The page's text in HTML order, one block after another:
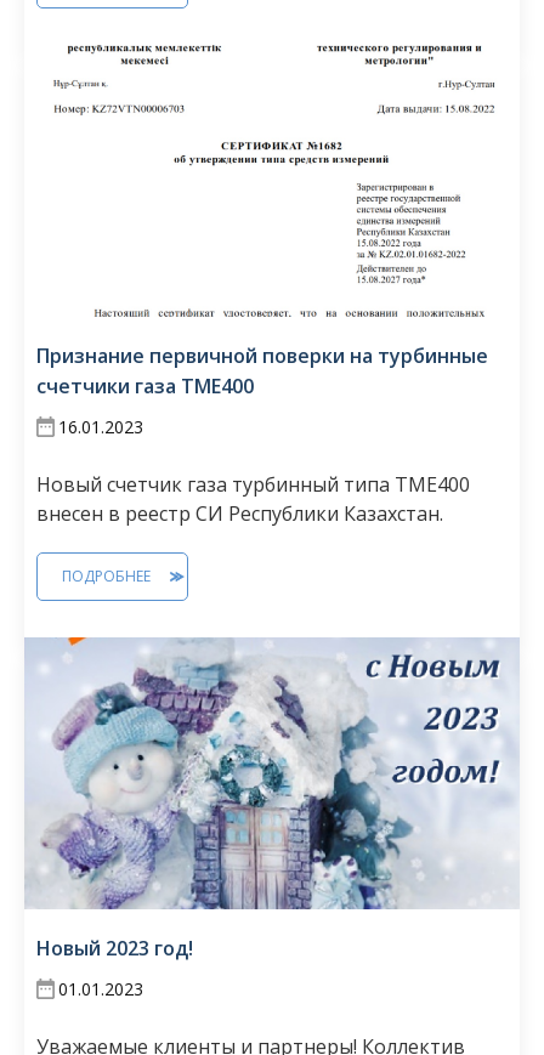
Признание первичной поверки на турбинные
счетчики газа ТМЕ400
16.01.2023
Новый счетчик газа турбинный типа ТМЕ400
внесен в реестр СИ Республики Казахстан.
ПОДРОБНЕЕ
Новый 2023 год!
01.01.2023
Уважаемые клиенты и партнеры! Коллектив